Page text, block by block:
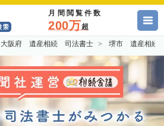
月間閲覧件数
200万超
大阪府 遺産相続 司法書士 堺市 遺産相続